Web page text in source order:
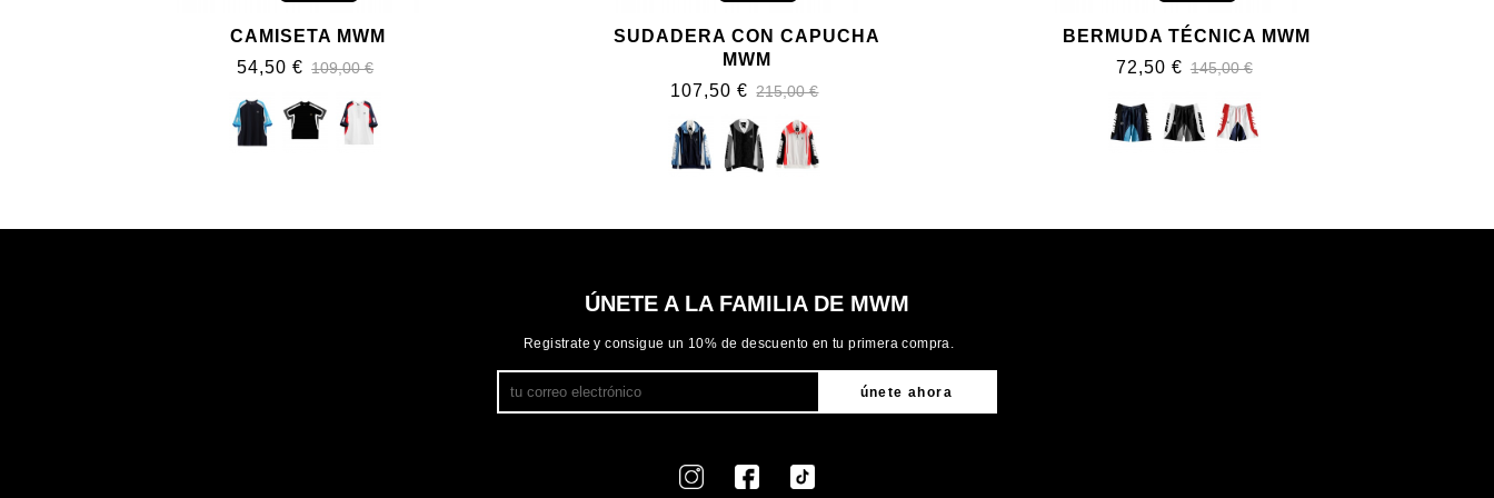
CAMISETA MWM
54,50 € 109,00 €
SUDADERA CON CAPUCHA
MWM
107,50 € 215,00 €
BERMUDA TÉCNICA MWM
72,50 € 145,00 €
ÚNETE A LA FAMILIA DE MWM
Registrate y consigue un 10% de descuento en tu primera compra.
únete ahora